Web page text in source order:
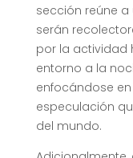
sección reúne
serán
por la actividad
entorno a la
enfocándose
especulación
del mundo.